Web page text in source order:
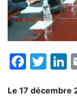
Le 17 décembre